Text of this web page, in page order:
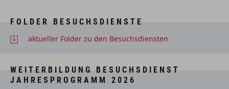
FOLDER BESUCHSDIENSTE
aktueller Folder zu den Besuchsdiensten
WEITERBILDUNG BESUCHSDIENST
JAHRESPROGRAMM 2026